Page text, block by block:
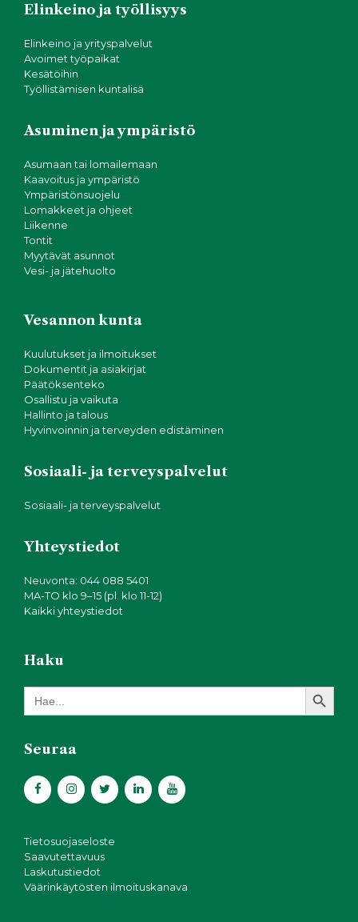
Elinkeino ja työllisyys
Elinkeino ja yrityspalvelut
Avoimet työpaikat
Kesätöihin
Työllistämisen kuntalisä
Asuminen ja ympäristö
Asumaan tai lomailemaan
Kaavoitus ja ympäristö
Ympäristönsuojelu
Lomakkeet ja ohjeet
Liikenne
Tontit
Myytävät asunnot
Vesi- ja jätehuolto
Vesannon kunta
Kuulutukset ja ilmoitukset
Dokumentit ja asiakirjat
Päätöksenteko
Osallistu ja vaikuta
Hallinto ja talous
Hyvinvoinnin ja terveyden edistäminen
Sosiaali- ja terveyspalvelut
Sosiaali- ja terveyspalvelut
Yhteystiedot
Neuvonta: 044 088 5401
MA-TO klo 9–15 (pl. klo 11-12)
Kaikki yhteystiedot
Haku
Search
for:
Search Button
Seuraa
Tietosuojaseloste
Saavutettavuus
Laskutustiedot
Väärinkäytösten ilmoituskanava